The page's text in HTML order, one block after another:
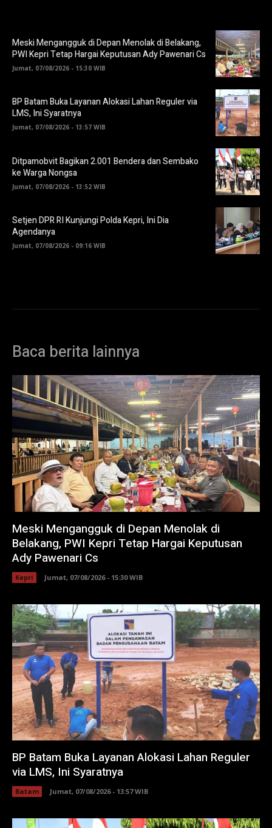
Meski Mengangguk di Depan Menolak di Belakang,
PWI Kepri Tetap Hargai Keputusan Ady Pawenari Cs
Jumat, 07/08/2026 - 15:30 WIB
BP Batam Buka Layanan Alokasi Lahan Reguler via
LMS, Ini Syaratnya
Jumat, 07/08/2026 - 13:57 WIB
Ditpamobvit Bagikan 2.001 Bendera dan Sembako
ke Warga Nongsa
Jumat, 07/08/2026 - 13:52 WIB
Setjen DPR RI Kunjungi Polda Kepri, Ini Dia
Agendanya
Jumat, 07/08/2026 - 09:16 WIB
Baca berita lainnya
Meski Mengangguk di Depan Menolak di
Belakang, PWI Kepri Tetap Hargai Keputusan
Ady Pawenari Cs
Kepri Jumat, 07/08/2026 - 15:30 WIB
BP Batam Buka Layanan Alokasi Lahan Reguler
via LMS, Ini Syaratnya
Batam Jumat, 07/08/2026 - 13:57 WIB